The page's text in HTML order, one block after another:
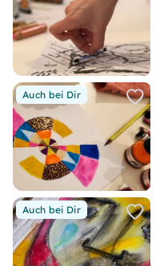
Auch bei Dir
Auch bei Dir